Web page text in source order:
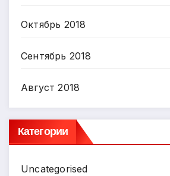
Октябрь 2018
Сентябрь 2018
Август 2018
Категории
Uncategorised